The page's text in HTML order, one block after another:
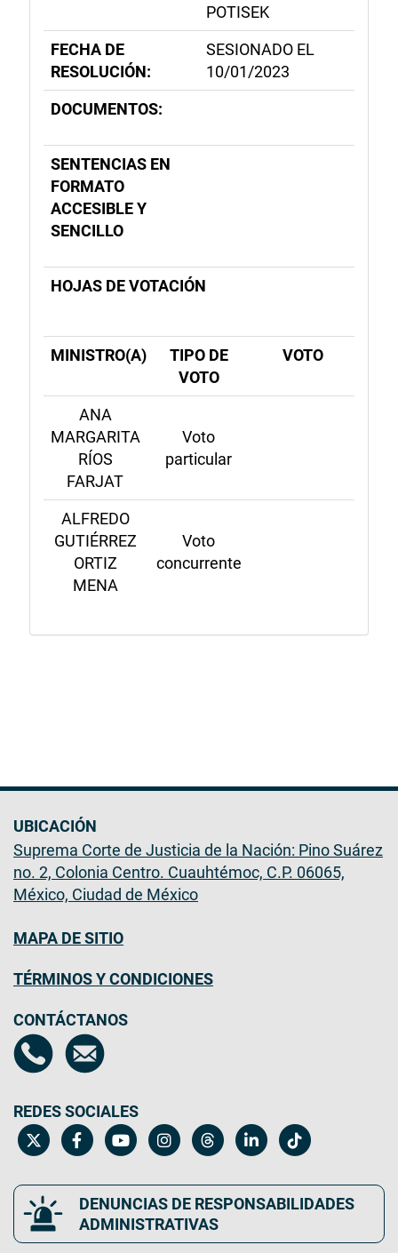
POTISEK
FECHA DE
RESOLUCIÓN:
SESIONADO EL
10/01/2023
DOCUMENTOS:
SENTENCIAS EN
FORMATO
ACCESIBLE Y
SENCILLO
HOJAS DE VOTACIÓN
MINISTRO(A)
TIPO DE
VOTO
VOTO
ANA
MARGARITA
RÍOS
FARJAT
Voto
particular
ALFREDO
GUTIÉRREZ
ORTIZ
MENA
Voto
concurrente
UBICACIÓN
Suprema Corte de Justicia de la Nación: Pino Suárez
no. 2, Colonia Centro. Cuauhtémoc, C.P. 06065,
México, Ciudad de México
MAPA DE SITIO
TÉRMINOS Y CONDICIONES
CONTÁCTANOS
REDES SOCIALES
DENUNCIAS DE RESPONSABILIDADES
ADMINISTRATIVAS